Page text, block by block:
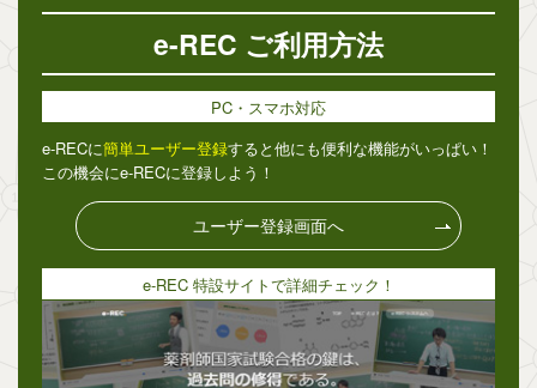
e-REC ご利用方法
PC・スマホ対応
e-RECに簡単ユーザー登録すると他にも便利な機能がいっぱい！
この機会にe-RECに登録しよう！
ユーザー登録画面へ
e-REC 特設サイトで詳細チェック！